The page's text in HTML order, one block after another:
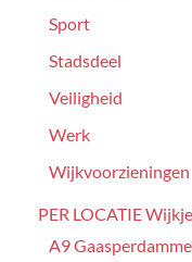
Sport
Stadsdeel
Veiligheid
Werk
Wijkvoorzieningen
PER LOCATIE
A9